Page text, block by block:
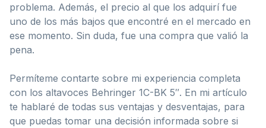
problema. Además, el precio al que los adquirí fue
uno de los más bajos que encontré en el mercado en
ese momento. Sin duda, fue una compra que valió la
pena.
Permíteme contarte sobre mi experiencia completa
con los altavoces Behringer 1C-BK 5″. En mi artículo
te hablaré de todas sus ventajas y desventajas, para
que puedas tomar una decisión informada sobre si